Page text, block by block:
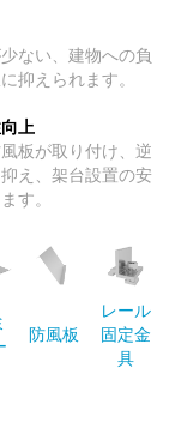
ない、建物への負
抑えられます。
上
板が取り付け、逆
え、架台設置の安
す。
防風板
レール
固定金
具